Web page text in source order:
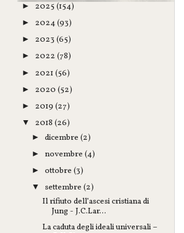
► 2025 (154)
► 2024(93)
► 2023 (65)
► 2022 (78)
► 2021 (56)
► 2020 (52)
► 2019 (27)
▼ 2018 (26)
►dicembre(2)
►novembre(4)
►ottobre(3)
▼ settembre(2)
Il rifiuto dell’ascesi cristiana di
Jung - J.C.Lar...
La caduta degli ideali universali –